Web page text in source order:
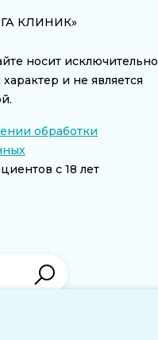
КЛИНИК»
носит исключительно
и не является
обработки
с 18 лет